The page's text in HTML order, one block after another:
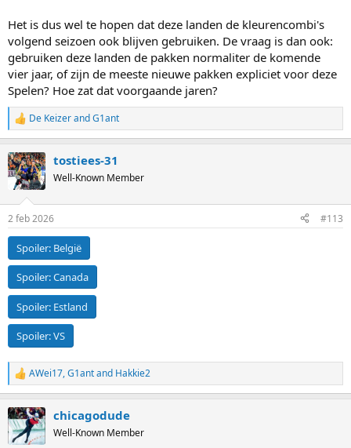
Het is dus wel te hopen dat deze landen de kleurencombi's
volgend seizoen ook blijven gebruiken. De vraag is dan ook:
gebruiken deze landen de pakken normaliter de komende
vier jaar, of zijn de meeste nieuwe pakken expliciet voor deze
Spelen? Hoe zat dat voorgaande jaren?
R
e
c
t
i
n
s
:
De KeizerandG1ant
tostiees-31
Well-Known Member
2 feb 2026 #113
Spoiler: België
Spoiler:Canada
Spoiler: Estland
Spoiler:VS
R
e
c
t
i
AWei17,G1antand Hakkie2
chicagodude
Well-Known Member